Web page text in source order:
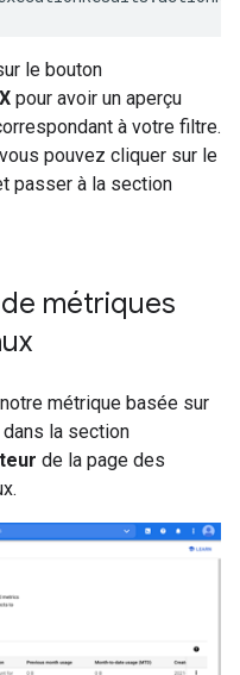
le bouton
pour avoir un aperçu
à votre filtre.
pouvez cliquer sur le
passer à la section
métriques
métrique basée sur
la section
de la page des